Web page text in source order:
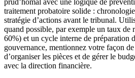
prud’homal avec une logique de
traitement probatoire solide :
stratégie d’actions avant le tribunal.
quand possible, par exemple un taux
60%) et un cycle interne de préparation
gouvernance, mentionnez votre façon
d’organiser les pièces et de gérer le
avec la direction financière.